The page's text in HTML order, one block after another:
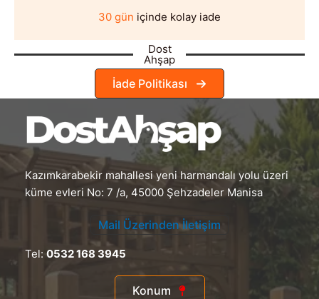
30 gün içinde kolay iade
Dost
Ahşap
İade Politikası
Kazımkarabekir mahallesi yeni harmandalı yolu üzeri
küme evleri No: 7 /a, 45000 Şehzadeler Manisa
Mail Üzerinden İletişim
Tel: 0532 168 3945
Konum